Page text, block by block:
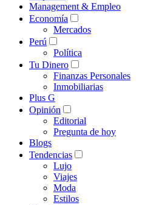
Management & Empleo
Economía
Mercados
Perú
Política
Tu Dinero
Finanzas Personales
Inmobiliarias
Plus G
Opinión
Editorial
Pregunta de hoy
Blogs
Tendencias
Lujo
Viajes
Moda
Estilos